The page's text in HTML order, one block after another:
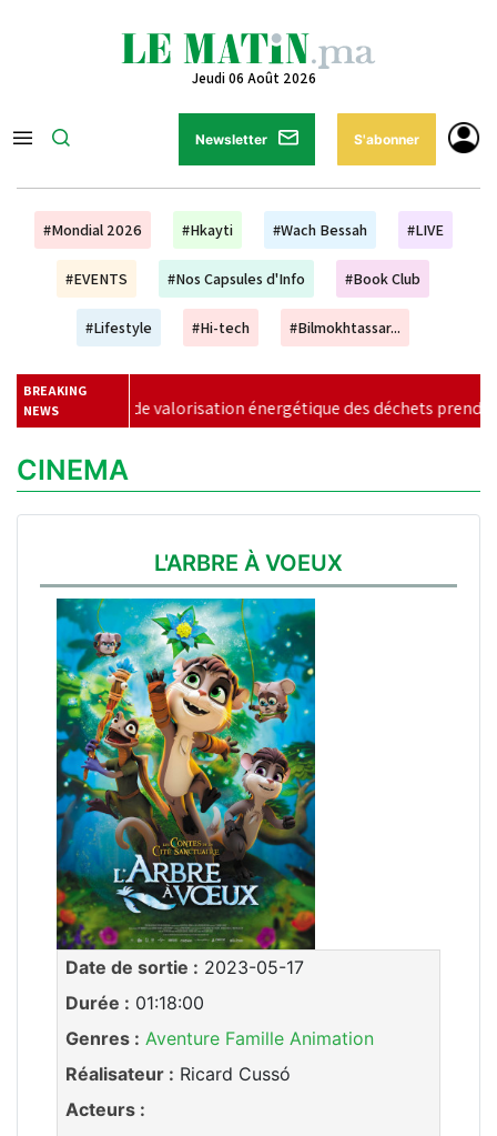
Jeudi 06 Août 2026
Newsletter S'abonner
#Mondial 2026 #Hkayti #Wach Bessah #LIVE
#EVENTS #Nos Capsules d'Info #Book Club
#Lifestyle #Hi-tech #Bilmokhtassar...
BREAKING
NEWS
valorisation énergétique des déchets prend forme à
CINEMA
L'ARBRE À VOEUX
Date de sortie : 2023-05-17
Durée : 01:18:00
Genres : Aventure Famille Animation
Réalisateur : Ricard Cussó
Acteurs :